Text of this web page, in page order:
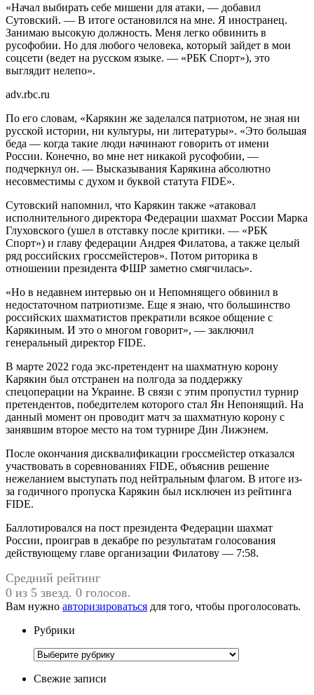
«Начал выбирать себе мишени для атаки, — добавил
Сутовский. — В итоге остановился на мне. Я иностранец.
Занимаю высокую должность. Меня легко обвинить в
русофобии. Но для любого человека, который зайдет в мои
соцсети (ведет на русском языке. — «РБК Спорт»), это
выглядит нелепо».
adv.rbc.ru
По его словам, «Карякин же заделался патриотом, не зная ни
русской истории, ни культуры, ни литературы». «Это большая
беда — когда такие люди начинают говорить от имени
России. Конечно, во мне нет никакой русофобии, —
подчеркнул он. — Высказывания Карякина абсолютно
несовместимы с духом и буквой статута FIDE».
Сутовский напомнил, что Карякин также «атаковал
исполнительного директора Федерации шахмат России Марка
Глуховского (ушел в отставку после критики. — «РБК
Спорт») и главу федерации Андрея Филатова, а также целый
ряд российских гроссмейстеров». Потом риторика в
отношении президента ФШР заметно смягчилась».
«Но в недавнем интервью он и Непомнящего обвинил в
недостаточном патриотизме. Еще я знаю, что большинство
российских шахматистов прекратили всякое общение с
Карякиным. И это о многом говорит», — заключил
генеральный директор FIDE.
В марте 2022 года экс-претендент на шахматную корону
Карякин был отстранен на полгода за поддержку
спецоперации на Украине. В связи с этим пропустил турнир
претендентов, победителем которого стал Ян Непонящий. На
данный момент он проводит матч за шахматную корону с
занявшим второе место на том турнире Дин Лижэнем.
После окончания дисквалификации гроссмейстер отказался
участвовать в соревнованиях FIDE, объяснив решение
нежеланием выступать под нейтральным флагом. В итоге из-
за годичного пропуска Карякин был исключен из рейтинга
FIDE.
Баллотировался на пост президента Федерации шахмат
России, проиграв в декабре по результатам голосования
действующему главе организации Филатову — 7:58.
Средний рейтинг
0 из 5 звезд. 0 голосов.
Вам нужно авторизироваться для того, чтобы проголосовать.
Рубрики
Рубрики
Свежие записи